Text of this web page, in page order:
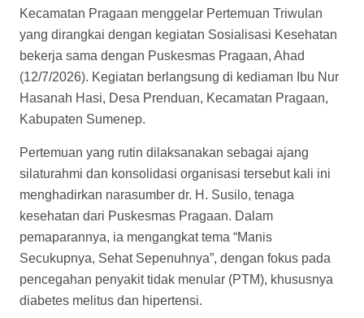
Kecamatan Pragaan menggelar Pertemuan Triwulan
yang dirangkai dengan kegiatan Sosialisasi Kesehatan
bekerja sama dengan Puskesmas Pragaan, Ahad
(12/7/2026). Kegiatan berlangsung di kediaman Ibu Nur
Hasanah Hasi, Desa Prenduan, Kecamatan Pragaan,
Kabupaten Sumenep.
Pertemuan yang rutin dilaksanakan sebagai ajang
silaturahmi dan konsolidasi organisasi tersebut kali ini
menghadirkan narasumber dr. H. Susilo, tenaga
kesehatan dari Puskesmas Pragaan. Dalam
pemaparannya, ia mengangkat tema “Manis
Secukupnya, Sehat Sepenuhnya”, dengan fokus pada
pencegahan penyakit tidak menular (PTM), khususnya
diabetes melitus dan hipertensi.